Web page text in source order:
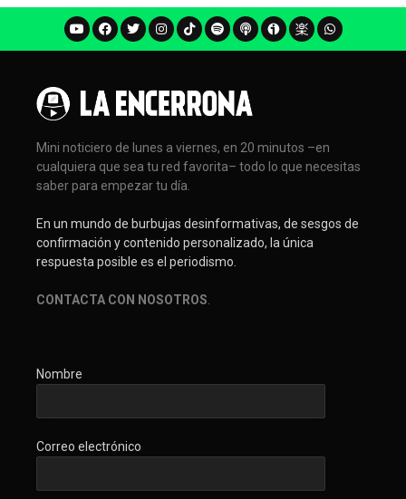
Mini noticiero de lunes a viernes, en 20 minutos –en
cualquiera que sea tu red favorita– todo lo que necesitas
saber para empezar tu día.
En un mundo de burbujas desinformativas, de sesgos de
confirmación y contenido personalizado, la única
respuesta posible es el periodismo.
CONTACTA CON NOSOTROS
Nombre
Correo electrónico